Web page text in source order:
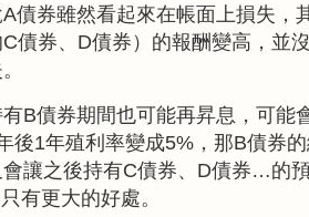
債券雖然看起來在帳面上損失，
債券、D債券）的報酬變高，並
B債券期間也可能再昇息，可能
後1年殖利率變成5%，那B債券
讓之後持有C債券、D債券…的
有更大的好處。